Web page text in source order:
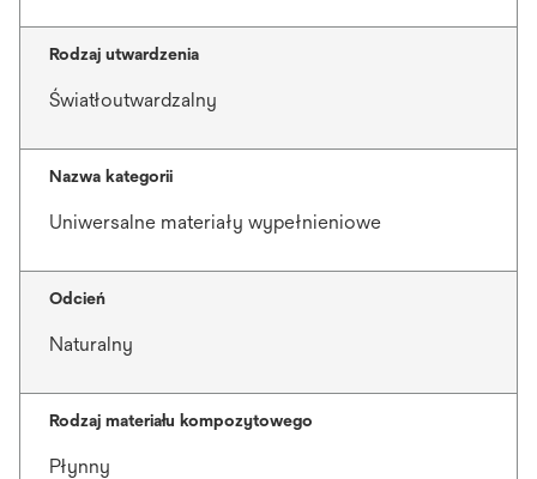
Rodzaj utwardzenia
Światłoutwardzalny
Nazwa kategorii
Uniwersalne materiały wypełnieniowe
Odcień
Naturalny
Rodzaj materiału kompozytowego
Płynny